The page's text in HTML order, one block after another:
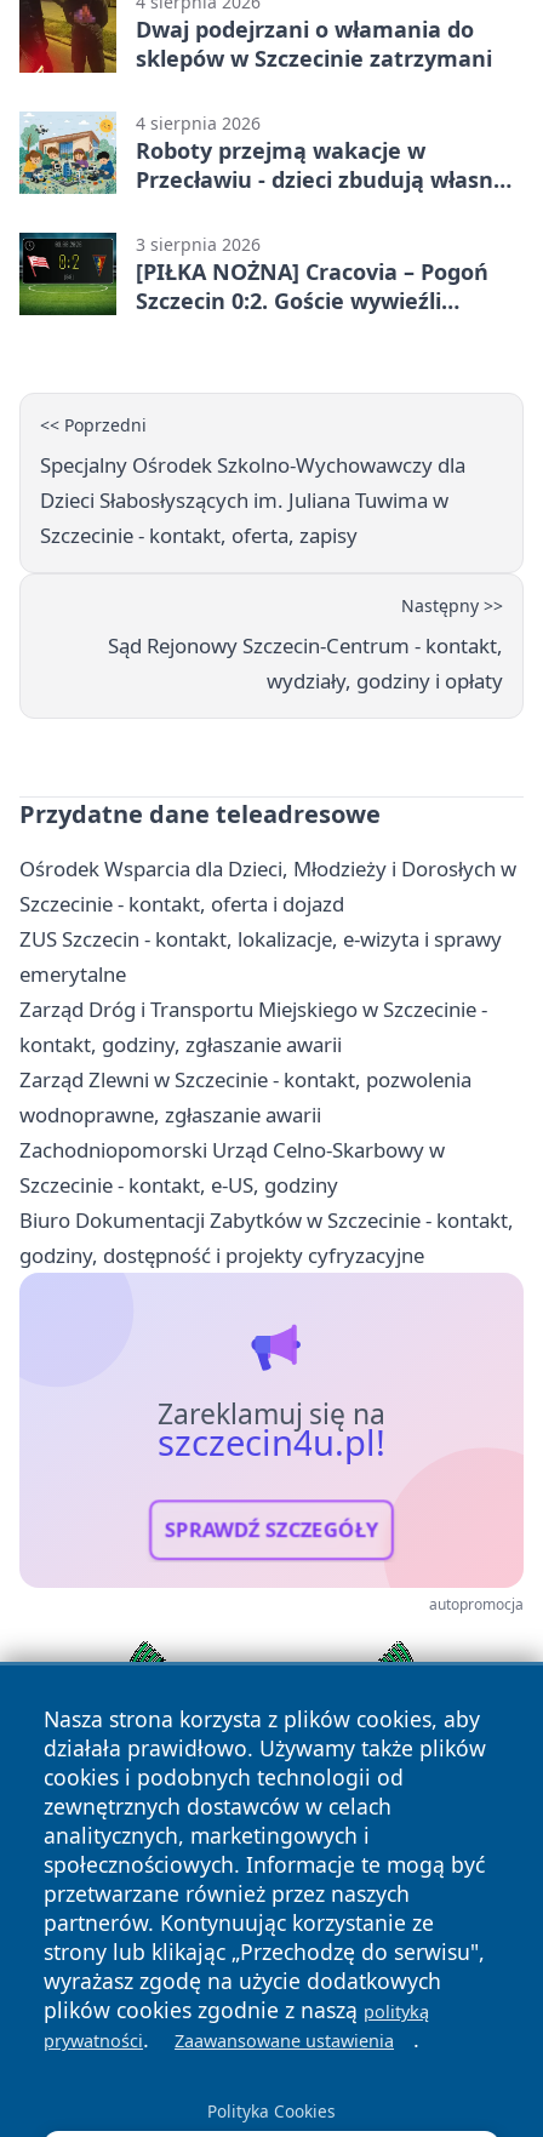
Dwaj podejrzani o włamania do
sklepów w Szczecinie zatrzymani
4 sierpnia 2026
Roboty przejmą wakacje w
Przecławiu - dzieci zbudują własne
3 sierpnia 2026
[PIŁKA NOŻNA] Cracovia – Pogoń
Szczecin 0:2. Goście wywieźli
<< Poprzedni
Specjalny Ośrodek Szkolno-Wychowawczy dla
Dzieci Słabosłyszących im. Juliana Tuwima w
Szczecinie - kontakt, oferta, zapisy
Następny >>
Sąd Rejonowy Szczecin-Centrum - kontakt,
wydziały, godziny i opłaty
Przydatne dane teleadresowe
Ośrodek Wsparcia dla Dzieci, Młodzieży i Dorosłych w
Szczecinie - kontakt, oferta i dojazd
ZUS Szczecin - kontakt, lokalizacje, e-wizyta i sprawy
emerytalne
Zarząd Dróg i Transportu Miejskiego w Szczecinie -
kontakt, godziny, zgłaszanie awarii
Zarząd Zlewni w Szczecinie - kontakt, pozwolenia
wodnoprawne, zgłaszanie awarii
Zachodniopomorski Urząd Celno-Skarbowy w
Szczecinie - kontakt, e-US, godziny
Biuro Dokumentacji Zabytków w Szczecinie - kontakt,
godziny, dostępność i projekty cyfryzacyjne
Zareklamuj się na
szczecin4u.pl!
SPRAWDŹ SZCZEGÓŁY
autopromocja
Nasza strona korzysta z plików cookies, aby
działała prawidłowo. Używamy także plików
cookies i podobnych technologii od
zewnętrznych dostawców w celach
analitycznych, marketingowych i
społecznościowych. Informacje te mogą być
przetwarzane również przez naszych
partnerów. Kontynuując korzystanie ze
strony lub klikając „Przechodzę do serwisu",
wyrażasz zgodę na użycie dodatkowych
plików cookies zgodnie z naszą polityką
prywatności. Zaawansowane ustawienia .
Polityka Cookies
Copyright © 2026 szczecin4u.pl Wszystkie prawa zastrzeżone.
News Autorzy
Polityka
Prywatności
Polityka
Cookies